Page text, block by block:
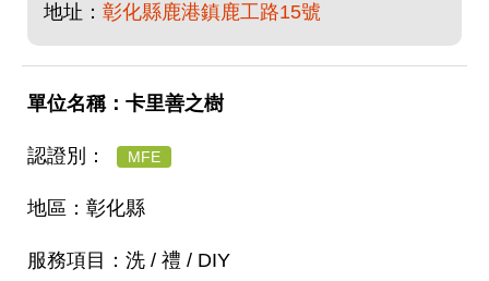
地址： 彰化縣鹿港鎮鹿工路15號
卡里善之樹
MFE
彰化縣
洗 / 禮 / DIY